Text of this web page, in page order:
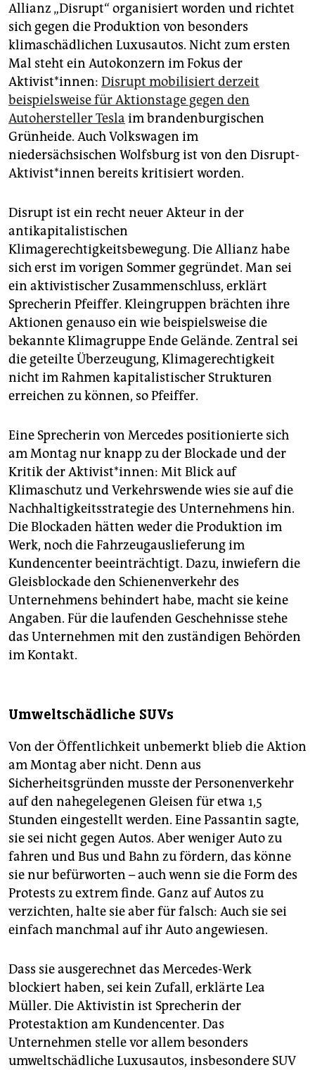
Allianz „Disrupt“ organisiert worden und richtet
sich gegen die Produktion von besonders
klimaschädlichen Luxusautos. Nicht zum ersten
Mal steht ein Autokonzern im Fokus der
Aktivist*innen: Disrupt mobilisiert derzeit
beispielsweise für Aktionstage gegen den
Autohersteller Tesla im brandenburgischen
Grünheide. Auch Volkswagen im
niedersächsischen Wolfsburg ist von den Disrupt-
Ak­ti­vis­t*in­nen bereits kritisiert worden.
Disrupt ist ein recht neuer Akteur in der
antikapitalistischen
Klimagerechtigkeitsbewegung. Die Allianz habe
sich erst im vorigen Sommer gegründet. Man sei
ein aktivistischer Zusammenschluss, erklärt
Sprecherin Pfeiffer. Kleingruppen brächten ihre
Aktionen genauso ein wie beispielsweise die
bekannte Klimagruppe Ende Gelände. Zentral sei
die geteilte Überzeugung, Klimagerechtigkeit
nicht im Rahmen kapitalistischer Strukturen
erreichen zu können, so Pfeiffer.
Eine Sprecherin von Mercedes positionierte sich
am Montag nur knapp zu der Blockade und der
Kritik der Aktivist*innen: Mit Blick auf
Klimaschutz und Verkehrswende wies sie auf die
Nachhaltigkeitsstrategie des Unternehmens hin.
Die Blockaden hätten weder die Produktion im
Werk, noch die Fahrzeugauslieferung im
Kundencenter beeinträchtigt. Dazu, inwiefern die
Gleisblockade den Schienenverkehr des
Unternehmens behindert habe, macht sie keine
Angaben. Für die laufenden Geschehnisse stehe
das Unternehmen mit den zuständigen Behörden
im Kontakt.
Umweltschädliche SUVs
Von der Öffentlichkeit unbemerkt blieb die Aktion
am Montag aber nicht. Denn aus
Sicherheitsgründen musste der Personenverkehr
auf den nahegelegenen Gleisen für etwa 1,5
Stunden eingestellt werden. Eine Passantin sagte,
sie sei nicht gegen Autos. Aber weniger Auto zu
fahren und Bus und Bahn zu fördern, das könne
sie nur befürworten – auch wenn sie die Form des
Protests zu extrem finde. Ganz auf Autos zu
verzichten, halte sie aber für falsch: Auch sie sei
einfach manchmal auf ihr Auto angewiesen.
Dass sie ausgerechnet das Mercedes-Werk
blockiert haben, sei kein Zufall, erklärte Lea
Müller. Die Aktivistin ist Sprecherin der
Protestaktion am Kundencenter. Das
Unternehmen stelle vor allem besonders
umweltschädliche Luxusautos, insbesondere SUV